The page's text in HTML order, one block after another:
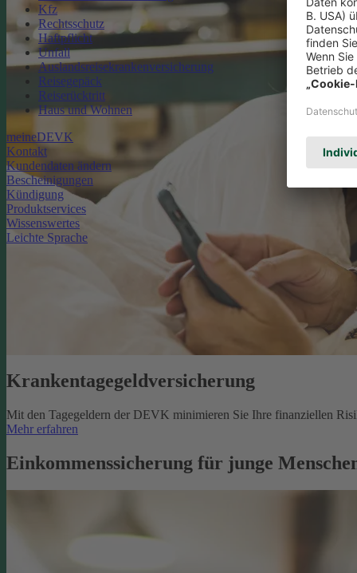
Kfz
Rechtsschutz
Haftpflicht
Unfall
Auslandsreisekrankenversicherung
Reisegepäck
Reiserücktritt
Haus und Wohnen
meineDEVK
Kontakt
Kundendaten ändern
Bescheinigungen
Kündigung
Produktservices
Wissenswertes
Leichte Sprache
Krankentagegeldversicherung
Mit den Tagegeldern der DEVK minimieren Sie Ihre finanziellen
Mehr erfahren
Einkommenssicherung für junge